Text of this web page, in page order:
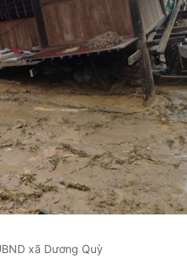
xã Dương Quỳ